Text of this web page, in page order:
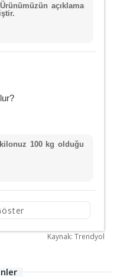
açıklama
100 kg olduğu
Kaynak: Trendyol